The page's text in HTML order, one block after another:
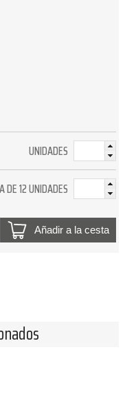
UNIDADES
DE 12 UNIDADES
Añadir a la cesta